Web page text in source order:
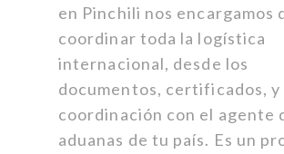
en Pinchili nos encargamos
coordinar toda la logística
internacional, desde los
documentos, certificados, y
coordinación con el agente
aduanas de tu país. Es un